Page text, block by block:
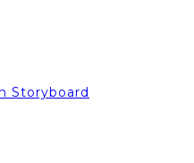
Storyboard